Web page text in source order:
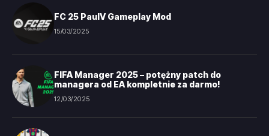
FC 25 PaulV Gameplay Mod
15/03/2025
FIFA Manager 2025 – potężny patch do
managera od EA kompletnie za darmo!
12/03/2025